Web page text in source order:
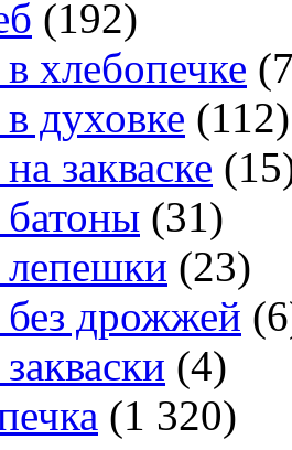
(192)
хлебопечке
духовке (112)
закваске
(31)
лепешки (23)
дрожжей
(4)
(1 320)